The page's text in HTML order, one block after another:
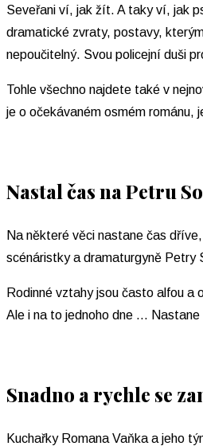
Seveřani ví, jak žít. A taky ví, jak
dramatické zvraty, postavy,
nepoučitelný. Svou policejní duši
Tohle všechno najdete také v
je o očekávaném osmém románu,
Nastal čas na Petru
Na některé věci nastane čas
scénáristky a dramaturgyně Petry
Rodinné vztahy jsou často alfou a
Ale i na to jednoho dne …
Snadno a rychle se
Kuchařky Romana Vaňka a jeho